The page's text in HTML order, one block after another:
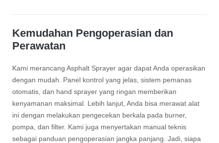
Kemudahan Pengoperasian dan
Perawatan
Kami merancang Asphalt Sprayer agar dapat Anda operasikan
dengan mudah. Panel kontrol yang jelas, sistem pemanas
otomatis, dan hand sprayer yang ringan memberikan
kenyamanan maksimal. Lebih lanjut, Anda bisa merawat alat
ini dengan melakukan pengecekan berkala pada burner,
pompa, dan filter. Kami juga menyertakan manual teknis
sebagai panduan pengoperasian jangka panjang. Jadi, siapa